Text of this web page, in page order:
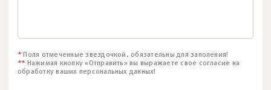
* Поля отмеченные звездочкой, обязательны для заполения!
** Нажимая кнопку «Отправить» вы выражаете свое согласие на
обработку ваших персональных данных!